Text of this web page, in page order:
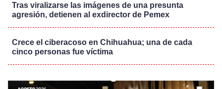
Tras viralizarse las imágenes de una presunta
agresión, detienen al exdirector de Pemex
Crece el ciberacoso en Chihuahua; una de cada
cinco personas fue víctima